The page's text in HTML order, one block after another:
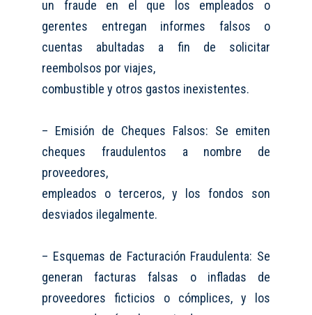
un fraude en el que los empleados o
gerentes entregan informes falsos o
cuentas abultadas a fin de solicitar
reembolsos por viajes,
combustible y otros gastos inexistentes.
– Emisión de Cheques Falsos: Se emiten
cheques fraudulentos a nombre de
proveedores,
empleados o terceros, y los fondos son
desviados ilegalmente.
– Esquemas de Facturación Fraudulenta: Se
generan facturas falsas o infladas de
proveedores ficticios o cómplices, y los